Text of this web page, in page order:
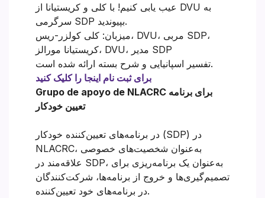
عیب یابی کنیم! با کلی و کریستیانا از DVU به
سرگرمی SDP بپیوندید.
میزبان: کلی کولزر-ریس، DVU، مربی SDP،
کریستیانا مورالز، DVU، مدیر SDP
تفسیر اسپانیایی و شرح بسته ارائه شده است.
برای ثبت نام اینجا را کلیک کنید
Grupo de apoyo de NLACRC برای برنامه
تعیین خودکار
در برنامه‌های تعیین‌کننده خودکار (SDP) در
NLACRC، به‌عنوان شخصیت‌های خصوصی
علاقه‌مند در SDP، به‌عنوان یک برنامه‌ریزی برای
تصمیم‌گیری‌ها و خروج از برنامه‌ها، شرکت‌کنندگان
در برنامه‌های خود تعیین‌کننده.